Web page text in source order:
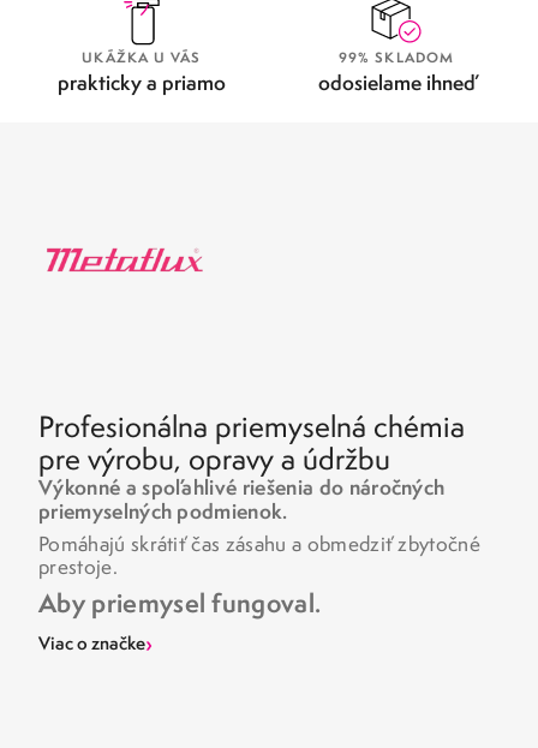
UKÁŽKA U VÁS
prakticky a priamo
99% SKLADOM
odosielame ihneď
Profesionálna priemyselná chémia
pre výrobu, opravy a údržbu
Výkonné a spoľahlivé riešenia do náročných
priemyselných podmienok.
Pomáhajú skrátiť čas zásahu a obmedziť zbytočné
prestoje.
Aby priemysel fungoval.
Viac o značke›